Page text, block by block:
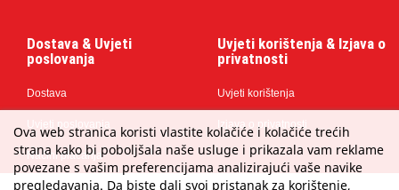
Dostava & Uvjeti
poslovanja
Dostava
Uvjeti poslovanja
Načini plaćanja
Uvjeti korištenja & Izjava o
privatnosti
Uvjeti korištenja
Izjava o privatnosti
Ova web stranica koristi vlastite kolačiće i kolačiće trećih
strana kako bi poboljšala naše usluge i prikazala vam reklame
povezane s vašim preferencijama analizirajući vaše navike
pregledavanja. Da biste dali svoj pristanak za korištenje,